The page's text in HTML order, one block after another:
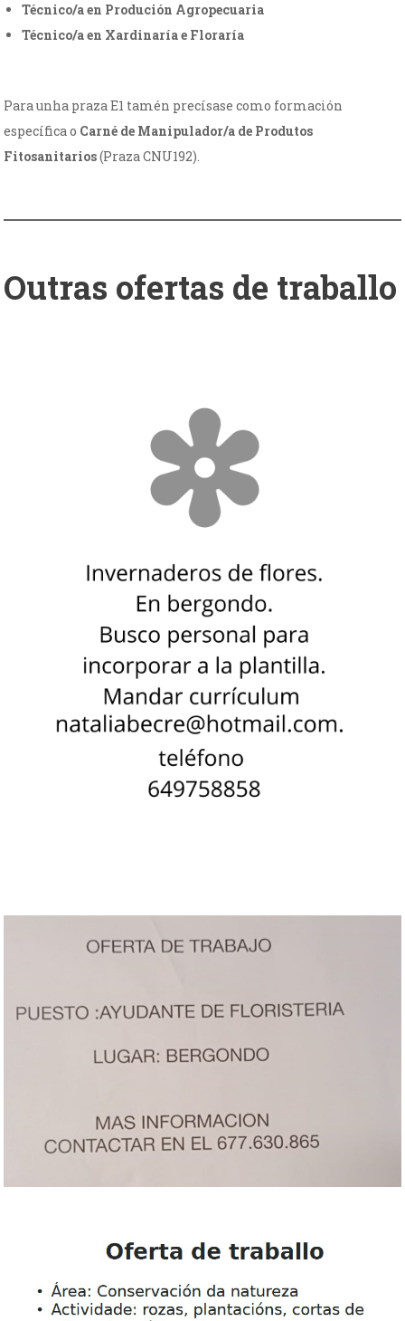
Técnico/a en Produción Agropecuaria
Técnico/a en Xardinaría e Floraría
Para unha praza E1 tamén precísase como formación
específica o Carné de Manipulador/a de Produtos
Fitosanitarios(Praza CNU192).
Outras ofertas de traballo